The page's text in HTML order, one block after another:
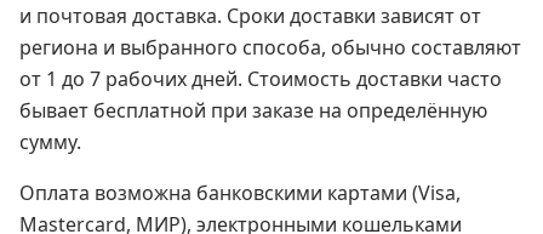
и почтовая доставка. Сроки доставки зависят от
региона и выбранного способа, обычно составляют
от 1 до 7 рабочих дней. Стоимость доставки часто
бывает бесплатной при заказе на определённую
сумму.
Оплата возможна банковскими картами (Visa,
Mastercard, МИР), электронными кошельками